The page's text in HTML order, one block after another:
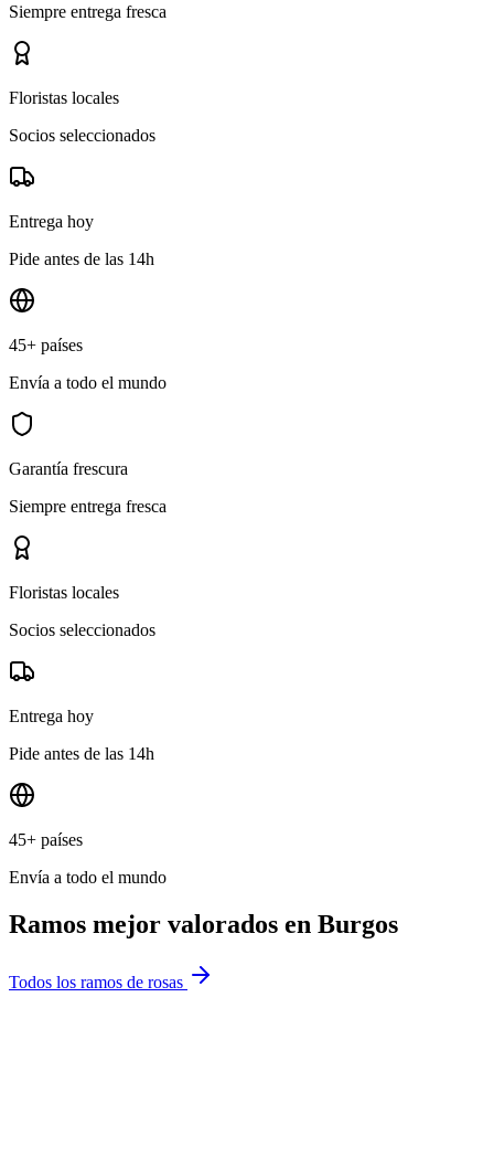
Siempre entrega fresca
Floristas locales
Socios seleccionados
Entrega hoy
Pide antes de las 14h
45+ países
Envía a todo el mundo
Garantía frescura
Siempre entrega fresca
Floristas locales
Socios seleccionados
Entrega hoy
Pide antes de las 14h
45+ países
Envía a todo el mundo
Ramos mejor valorados en Burgos
Todos los ramos de rosas